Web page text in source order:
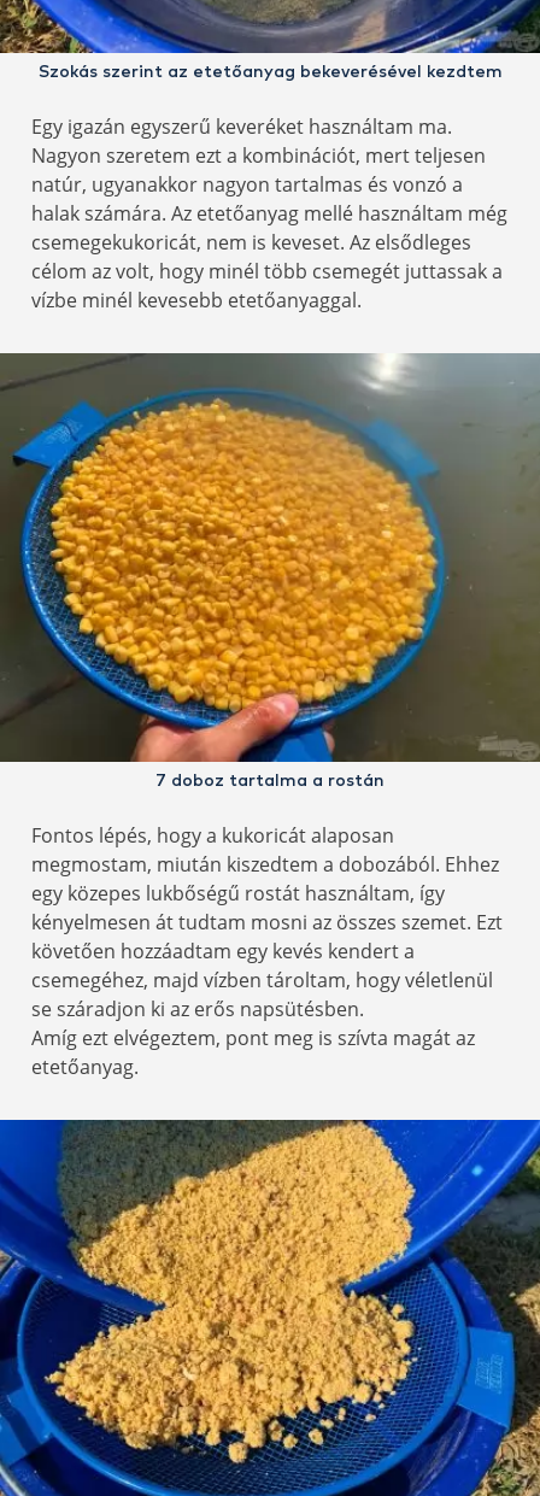
Szokás szerint az etetőanyag bekeverésével kezdtem
Egy igazán egyszerű keveréket használtam ma.
Nagyon szeretem ezt a kombinációt, mert teljesen
natúr, ugyanakkor nagyon tartalmas és vonzó a
halak számára. Az etetőanyag mellé használtam még
csemegekukoricát, nem is keveset. Az elsődleges
célom az volt, hogy minél több csemegét juttassak a
vízbe minél kevesebb etetőanyaggal.
7 doboz tartalma a rostán
Fontos lépés, hogy a kukoricát alaposan
megmostam, miután kiszedtem a dobozából. Ehhez
egy közepes lukbőségű rostát használtam, így
kényelmesen át tudtam mosni az összes szemet. Ezt
követően hozzáadtam egy kevés kendert a
csemegéhez, majd vízben tároltam, hogy véletlenül
se száradjon ki az erős napsütésben.
Amíg ezt elvégeztem, pont meg is szívta magát az
etetőanyag.